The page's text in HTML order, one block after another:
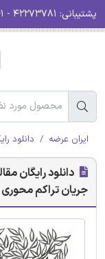
پشتیبانی:
ایران عرضه دانلود
دانلود رایگان
جریان تراکم محوری